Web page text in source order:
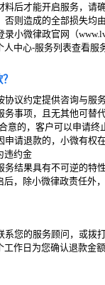
料后才能开启服务，请
则造成的全部损失均由
录小微律政官网（
中心-服务列表查看服
协议约定提供咨询与服
务事项，且无其他可替
意的，客户可以申请终
申请退款的，小微有权
违约金
务结果具有不可逆的特
后，除小微律政责任外
系您的服务顾问，或拨
工作日为您确认退款金